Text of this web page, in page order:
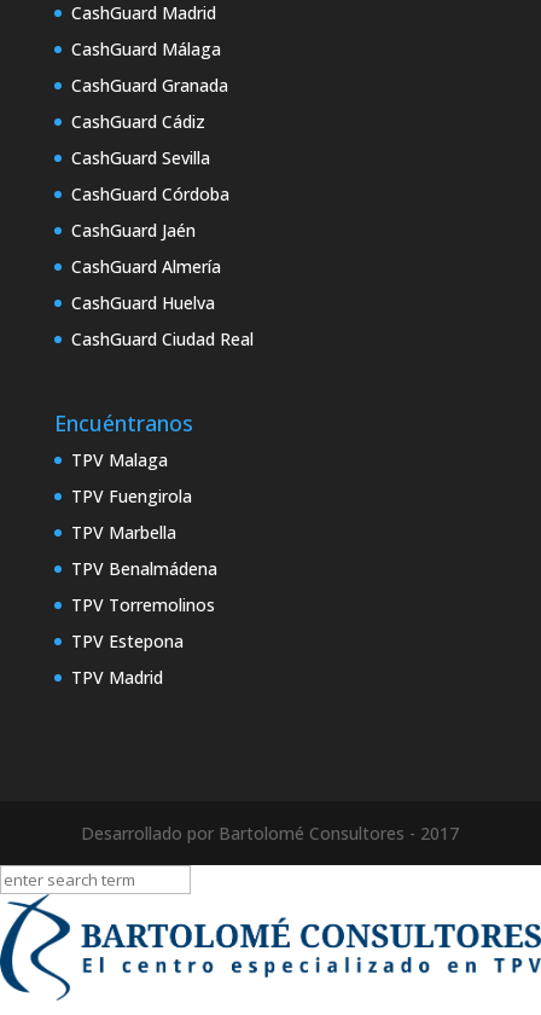
CashGuard Madrid
CashGuard Málaga
CashGuard Granada
CashGuard Cádiz
CashGuard Sevilla
CashGuard Córdoba
CashGuard Jaén
CashGuard Almería
CashGuard Huelva
CashGuard Ciudad Real
Encuéntranos
TPV Malaga
TPV Fuengirola
TPV Marbella
TPV Benalmádena
TPV Torremolinos
TPV Estepona
TPV Madrid
Desarrollado por Bartolomé Consultores - 2017